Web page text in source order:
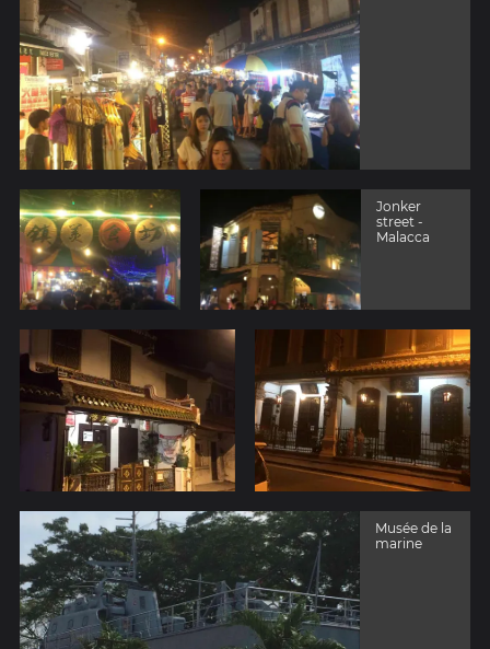
Jonker
street -
Malacca
Musée de la
marine